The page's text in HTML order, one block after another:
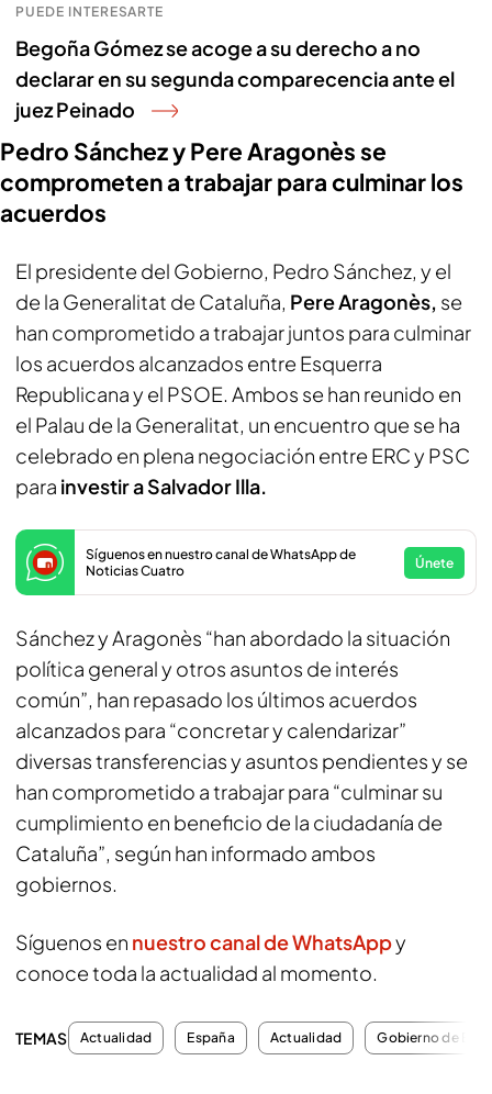
PUEDE INTERESARTE
Begoña Gómez se acoge a su derecho a no
declarar en su segunda comparecencia ante el
juez Peinado
Pedro Sánchez y Pere Aragonès se
comprometen a trabajar para culminar los
acuerdos
El presidente del Gobierno, Pedro Sánchez, y el
de la Generalitat de Cataluña, Pere Aragonès, se
han comprometido a trabajar juntos para culminar
los acuerdos alcanzados entre Esquerra
Republicana y el PSOE. Ambos se han reunido en
el Palau de la Generalitat, un encuentro que se ha
celebrado en plena negociación entre ERC y PSC
para investir a Salvador Illa.
Síguenos en nuestro canal de WhatsApp de
Noticias Cuatro
Únete
Sánchez y Aragonès “han abordado la situación
política general y otros asuntos de interés
común”, han repasado los últimos acuerdos
alcanzados para “concretar y calendarizar”
diversas transferencias y asuntos pendientes y se
han comprometido a trabajar para “culminar su
cumplimiento en beneficio de la ciudadanía de
Cataluña”, según han informado ambos
gobiernos.
Síguenos en nuestro canal de WhatsAppy
conoce toda la actualidad al momento.
TEMAS Actualidad España Actualidad Gobierno de